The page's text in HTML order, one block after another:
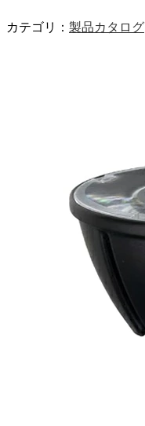
カテゴリ： 製品カタログ